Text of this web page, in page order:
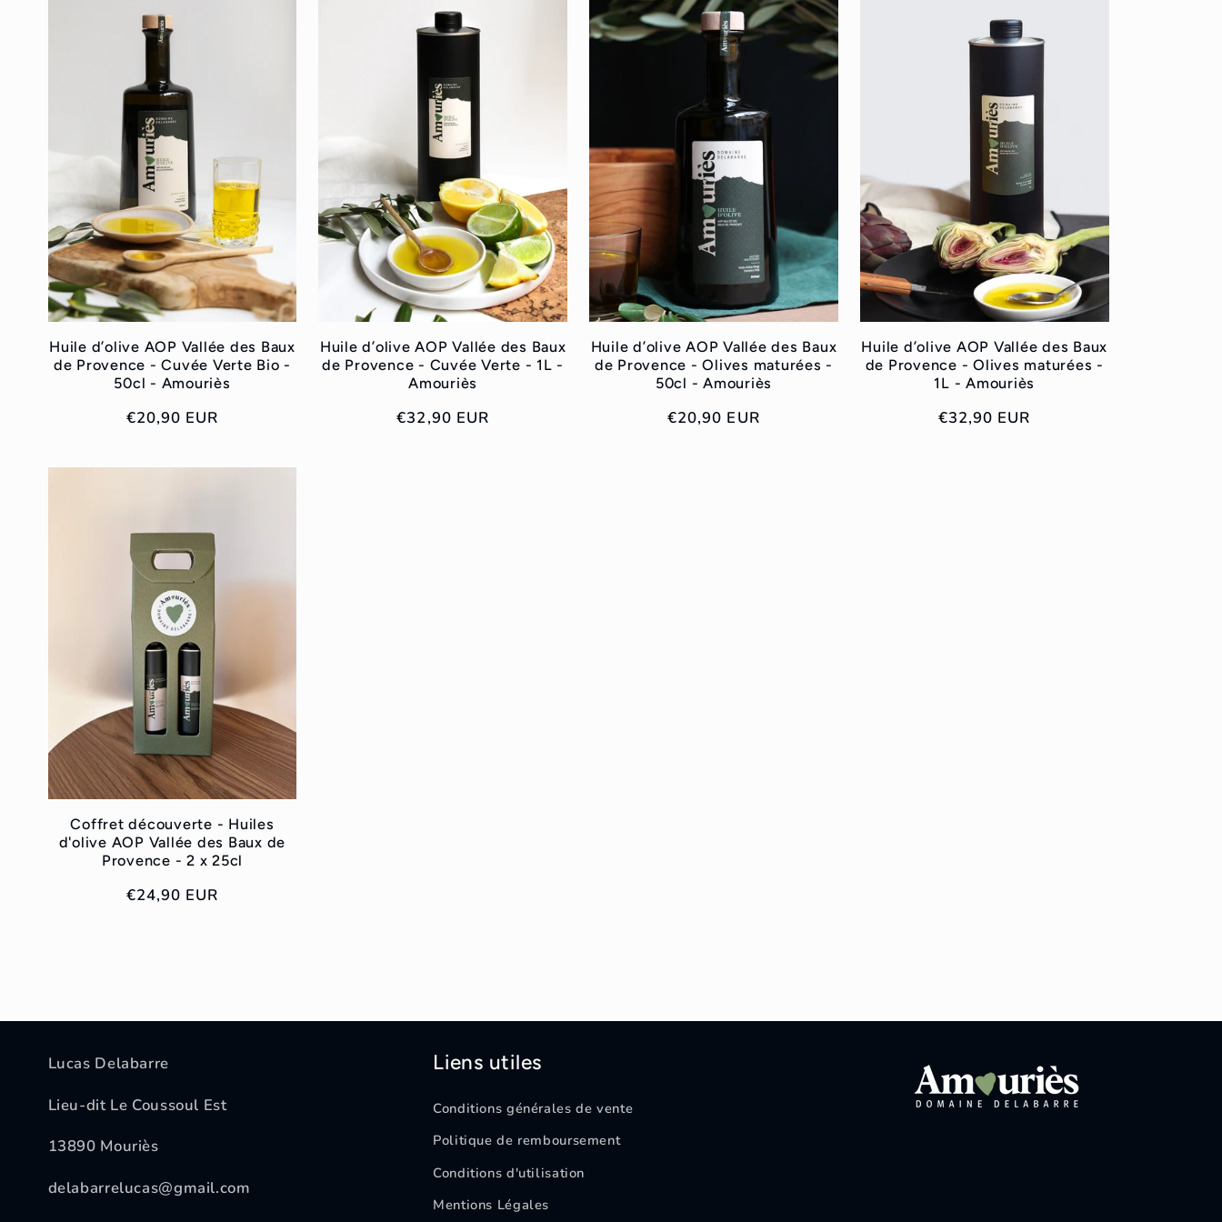
i
o
n
:
Huile d’olive AOP Vallée des Baux
de Provence - Cuvée Verte Bio -
50cl - Amouriès
Prix
€20,90 EUR
Huile d’olive AOP Vallée des Baux
de Provence - Cuvée Verte - 1L -
Amouriès
Prix
€32,90 EUR
Huile d’olive AOP Vallée des Baux
de Provence - Olives maturées -
50cl - Amouriès
Prix
€20,90 EUR
Huile d’olive AOP Vallée des Baux
de Provence - Olives maturées -
1L - Amouriès
Prix
€32,90 EUR
Coffret découverte - Huiles
d'olive AOP Vallée des Baux de
Provence - 2 x 25cl
Prix
€24,90 EUR
Lucas Delabarre
Lieu-dit Le Coussoul Est
13890 Mouriès
delabarrelucas@gmail.com
Liens utiles
Conditions générales de vente
Politique de remboursement
Conditions d'utilisation
Mentions Légales